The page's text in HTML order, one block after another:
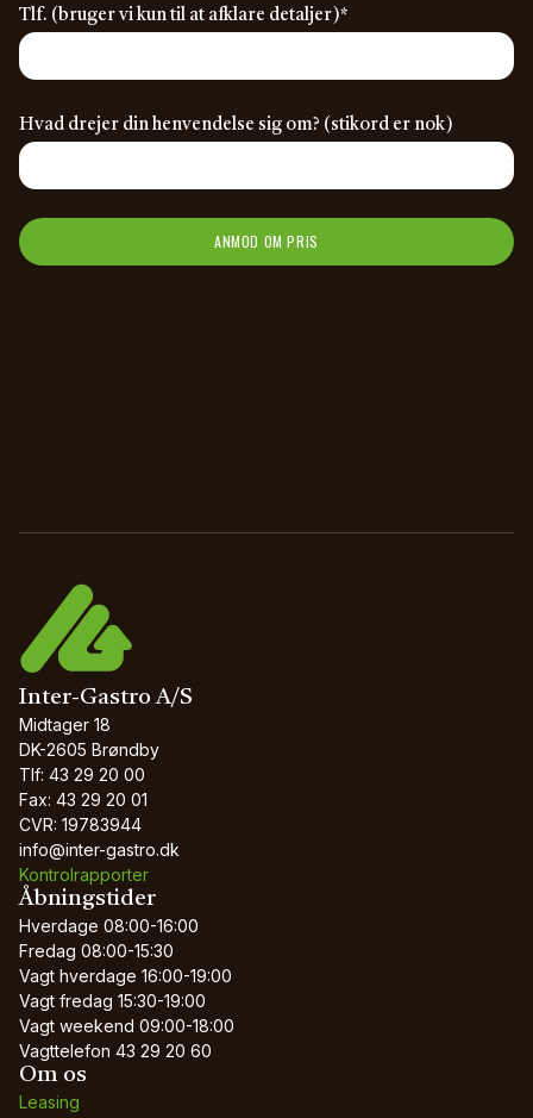
Tlf. (bruger vi kun til at afklare detaljer)*
Hvad drejer din henvendelse sig om? (stikord er nok)
ANMOD OM PRIS
Inter-Gastro A/S
Midtager 18
DK-2605 Brøndby
Tlf: 43 29 20 00
Fax: 43 29 20 01
CVR: 19783944
info@inter-gastro.dk
Kontrolrapporter
Åbningstider
Hverdage 08:00-16:00
Fredag 08:00-15:30
Vagt hverdage 16:00-19:00
Vagt fredag 15:30-19:00
Vagt weekend 09:00-18:00
Vagttelefon 43 29 20 60
Om os
Leasing